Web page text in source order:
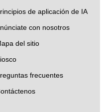
de aplicación de IA
con nosotros
del sitio
frecuentes